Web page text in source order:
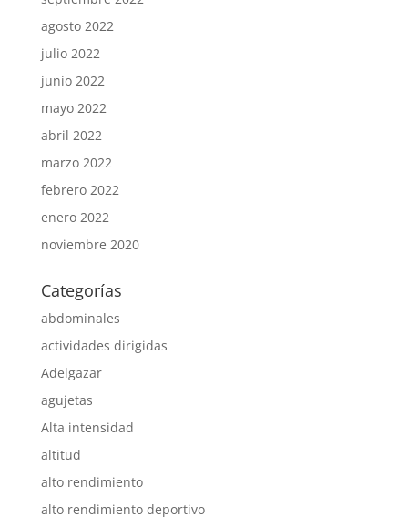
agosto 2022
julio 2022
junio 2022
mayo 2022
abril 2022
marzo 2022
febrero 2022
enero 2022
noviembre 2020
Categorías
abdominales
actividades dirigidas
Adelgazar
agujetas
Alta intensidad
altitud
alto rendimiento
alto rendimiento deportivo